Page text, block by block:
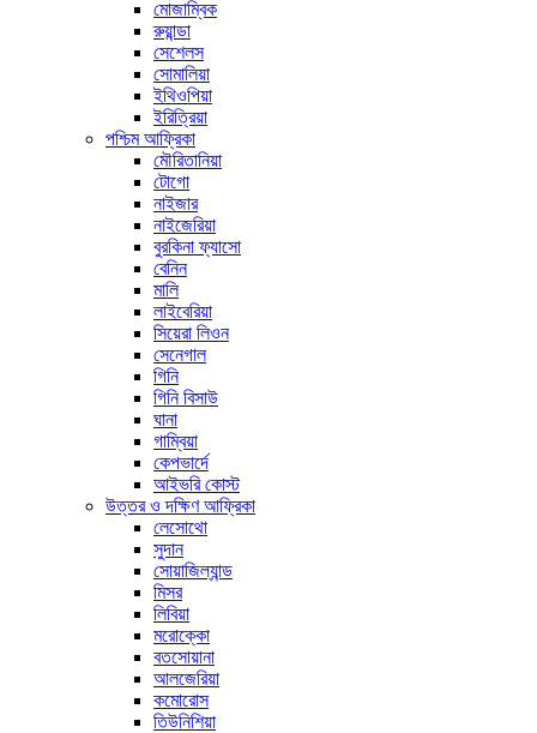
মোজাম্বিক
রুয়ান্ডা
সেশেলস
সোমালিয়া
ইথিওপিয়া
ইরিত্রিয়া
পশ্চিম আফ্রিকা
মৌরিতানিয়া
টোগো
নাইজার
নাইজেরিয়া
বুরকিনা ফ্যাসো
বেনিন
মালি
লাইবেরিয়া
সিয়েরা লিওন
সেনেগাল
গিনি
গিনি বিসাউ
ঘানা
গাম্বিয়া
কেপভার্দে
আইভরি কোস্ট
উত্তর ও দক্ষিণ আফ্রিকা
লেসোথো
সুদান
সোয়াজিল্যান্ড
মিসর
লিবিয়া
মরোক্কো
বতসোয়ানা
আলজেরিয়া
কমোরোস
তিউনিশিয়া